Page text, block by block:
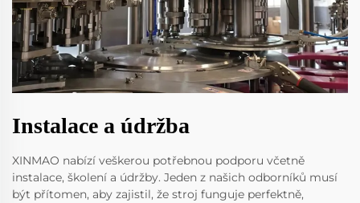
Instalace a údržba
XINMAO nabízí veškerou potřebnou podporu včetně
instalace, školení a údržby. Jeden z našich odborníků musí
být přítomen, aby zajistil, že stroj funguje perfektně,